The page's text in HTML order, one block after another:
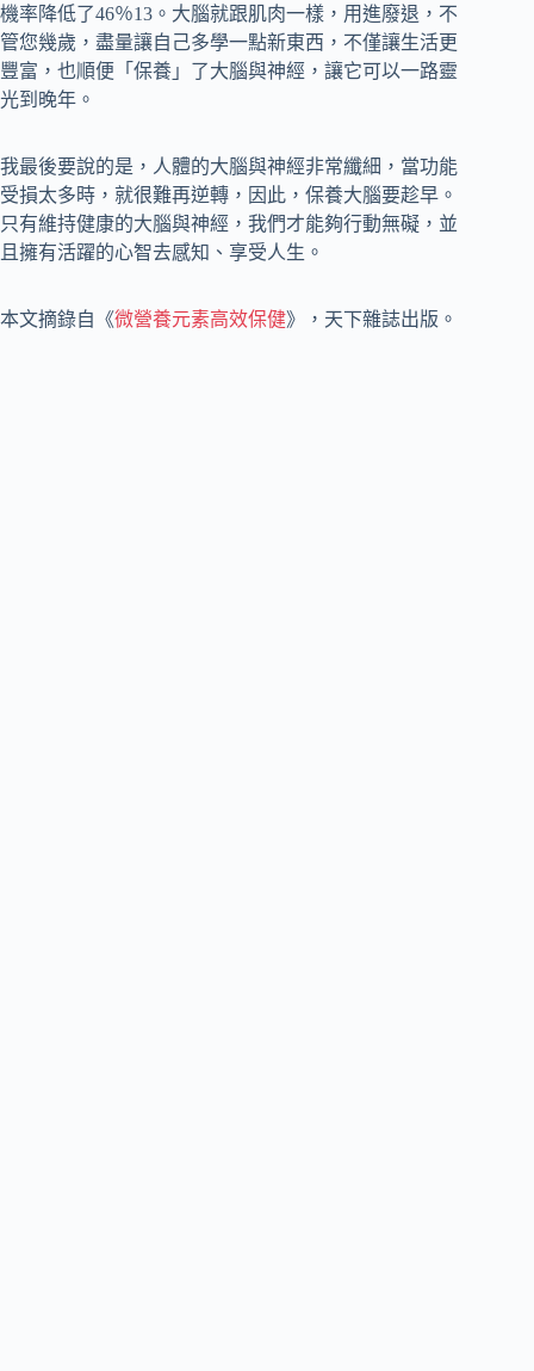
機率降低了46％13。大腦就跟肌肉一樣，用進廢退，不
管您幾歲，盡量讓自己多學一點新東西，不僅讓生活更
豐富，也順便「保養」了大腦與神經，讓它可以一路靈
光到晚年。
我最後要說的是，人體的大腦與神經非常纖細，當功能
受損太多時，就很難再逆轉，因此，保養大腦要趁早。
只有維持健康的大腦與神經，我們才能夠行動無礙，並
且擁有活躍的心智去感知、享受人生。
本文摘錄自《微營養元素高效保健》，天下雜誌出版。